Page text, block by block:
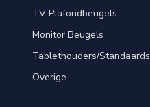
TV Plafondbeugels
Monitor Beugels
Tablethouders/Standaards
Overige